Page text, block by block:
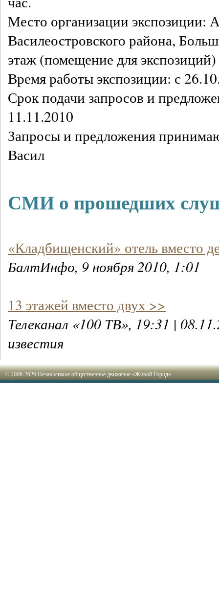
Место организации экспозиции:
Василеостровского района,
этаж (помещение для экспозиций)
Время работы экспозиции: с
Срок подачи запросов и
11.11.2010
Запросы и предложения
Васил
СМИ о прошедших
«Кладбищенский» отель вместо
БалтИнфо, 9 ноября 2010, 1:01
13 этажей вместо двух >>
Телеканал «100 ТВ», 19:31 |
известия
© 2006-2026 Независимое общественное движение «Живой Город»